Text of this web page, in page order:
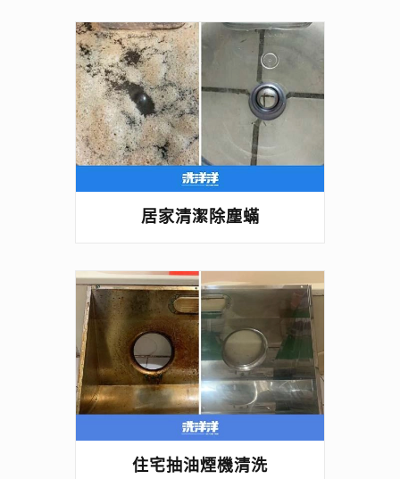
居家清潔除塵蟎
住宅抽油煙機清洗